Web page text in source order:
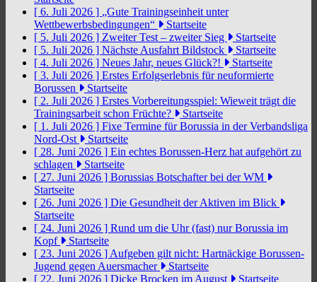
[ 6. Juli 2026 ] „Gute Trainingseinheit unter
Wettbewerbsbedingungen“
Startseite
[ 5. Juli 2026 ] Zweiter Test – zweiter Sieg
Startseite
[ 5. Juli 2026 ] Nächste Ausfahrt Bildstock
Startseite
[ 4. Juli 2026 ] Neues Jahr, neues Glück?!
Startseite
[ 3. Juli 2026 ] Erstes Erfolgserlebnis für neuformierte
Borussen
Startseite
[ 2. Juli 2026 ] Erstes Vorbereitungsspiel: Wieweit trägt die
Trainingsarbeit schon Früchte?
Startseite
[ 1. Juli 2026 ] Fixe Termine für Borussia in der Verbandsliga
Nord-Ost
Startseite
[ 28. Juni 2026 ] Ein echtes Borussen-Herz hat aufgehört zu
schlagen
Startseite
[ 27. Juni 2026 ] Borussias Botschafter bei der WM
Startseite
[ 26. Juni 2026 ] Die Gesundheit der Aktiven im Blick
Startseite
[ 24. Juni 2026 ] Rund um die Uhr (fast) nur Borussia im
Kopf
Startseite
[ 23. Juni 2026 ] Aufgeben gilt nicht: Hartnäckige Borussen-
Jugend gegen Auersmacher
Startseite
[ 22. Juni 2026 ] Dicke Brocken im August
Startseite